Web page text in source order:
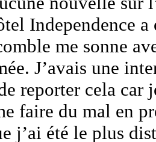
Independence
me sonne
J’avais une
reporter cela car
faire du mal en
j’ai été le plus